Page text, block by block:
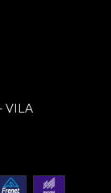
VILA